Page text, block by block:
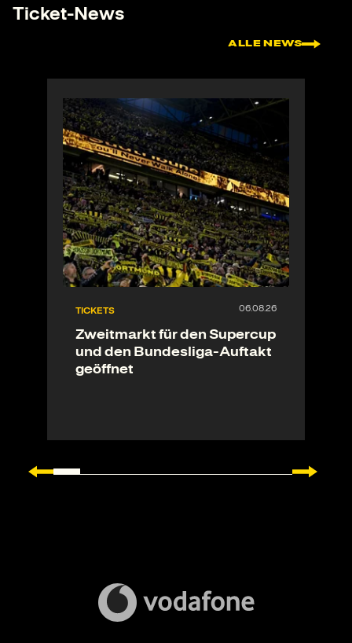
Ticket-News
ALLE NEWS
TICKETS
Zweitmarkt für den Supercup
und den Bundesliga-Auftakt
geöffnet